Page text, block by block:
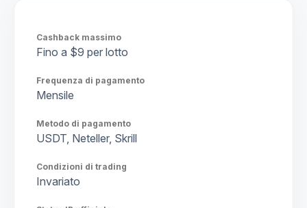
Cashback massimo
Fino a $9 per lotto
Frequenza di pagamento
Mensile
Metodo di pagamento
USDT, Neteller, Skrill
Condizioni di trading
Invariato